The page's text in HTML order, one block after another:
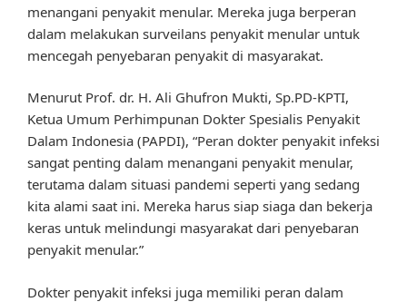
menangani penyakit menular. Mereka juga berperan
dalam melakukan surveilans penyakit menular untuk
mencegah penyebaran penyakit di masyarakat.
Menurut Prof. dr. H. Ali Ghufron Mukti, Sp.PD-KPTI,
Ketua Umum Perhimpunan Dokter Spesialis Penyakit
Dalam Indonesia (PAPDI), “Peran dokter penyakit infeksi
sangat penting dalam menangani penyakit menular,
terutama dalam situasi pandemi seperti yang sedang
kita alami saat ini. Mereka harus siap siaga dan bekerja
keras untuk melindungi masyarakat dari penyebaran
penyakit menular.”
Dokter penyakit infeksi juga memiliki peran dalam